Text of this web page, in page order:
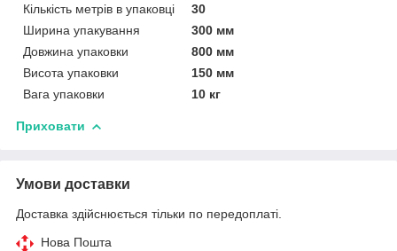
Кількість метрів в упаковці
30
Ширина упакування
300 мм
Довжина упаковки
800 мм
Висота упаковки
150 мм
Вага упаковки
10 кг
Приховати
Умови доставки
Доставка здійснюється тільки по передоплаті.
Нова Пошта